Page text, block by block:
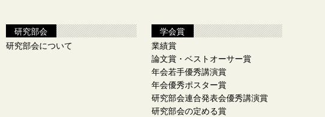
研究部会
研究部会について
学会賞
業績賞
論文賞・ベストオーサー賞
年会若手優秀講演賞
年会優秀ポスター賞
研究部会連合発表会優秀講演賞
研究部会の定める賞